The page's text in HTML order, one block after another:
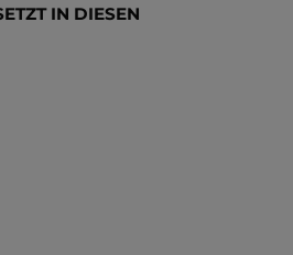
IN DIESEN